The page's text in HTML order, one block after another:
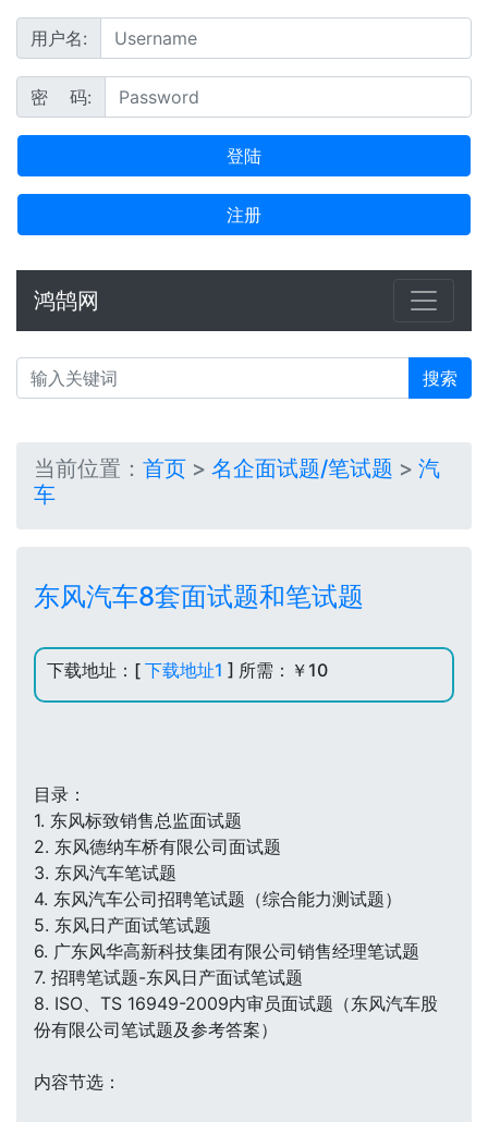
用户名:
密 码:
登陆
注册
鸿鹄网
搜索
当前位置： 首页 > 名企面试题/笔试题 > 汽
车
东风汽车8套面试题和笔试题
下载地址：[ 下载地址1 ] 所需：￥10
目录：
1. 东风标致销售总监面试题
2. 东风德纳车桥有限公司面试题
3. 东风汽车笔试题
4. 东风汽车公司招聘笔试题（综合能力测试题）
5. 东风日产面试笔试题
6. 广东风华高新科技集团有限公司销售经理笔试题
7. 招聘笔试题-东风日产面试笔试题
8. ISO、TS 16949-2009内审员面试题（东风汽车股
份有限公司笔试题及参考答案）
内容节选：